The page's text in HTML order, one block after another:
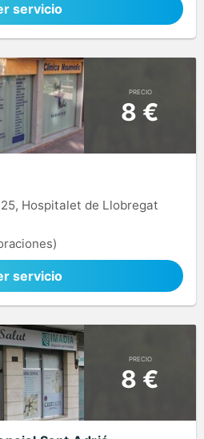
servicio
PRECIO
8 €
Hospitalet de Llobregat
servicio
PRECIO
8 €